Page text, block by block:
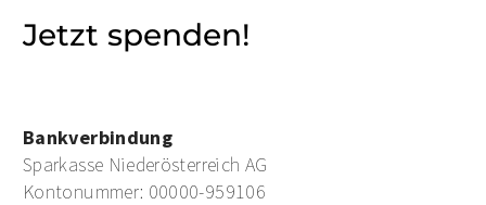
Jetzt spenden!
Bankverbindung
Sparkasse Niederösterreich AG
Kontonummer: 00000-959106